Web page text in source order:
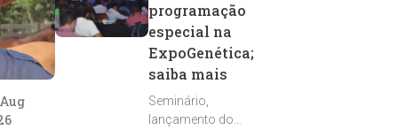
programação
especial na
ExpoGenética;
saiba mais
Seminário,
lançamento do